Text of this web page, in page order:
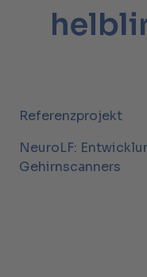
Referenzprojekt
NeuroLF:
Gehirnscanners